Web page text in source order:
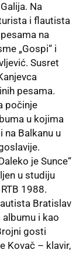
Na
i flautista
na
„Gospi“ i
Susret
pesama.
počinje
u kojima
Balkanu u
je Sunce“
u studiju
1988.
Bratislav
i kao
gosti
Kovač – klavir,